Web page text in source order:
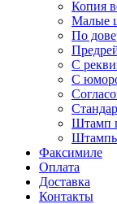
Копия
Малые
По
С
С
Штамп
Факсимиле
Оплата
Доставка
Контакты